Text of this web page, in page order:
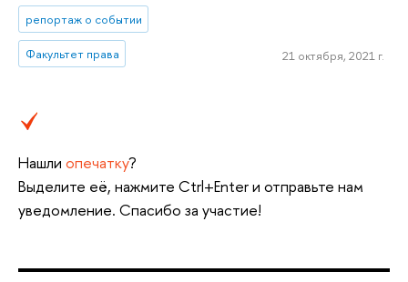
репортаж о событии
Факультет права 21 октября, 2021 г.
Нашли опечатку?
Выделите её, нажмите Ctrl+Enter и отправьте нам
уведомление. Спасибо за участие!